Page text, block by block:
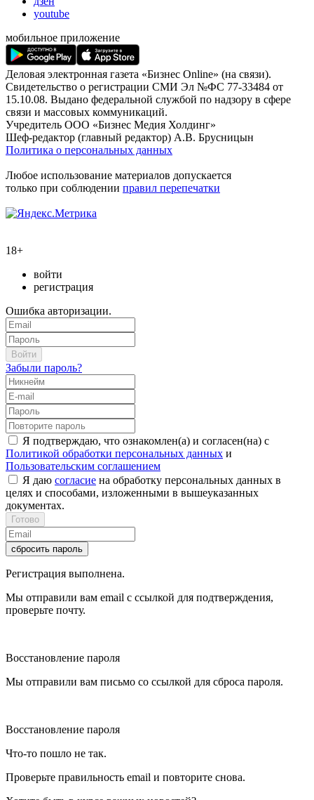
youtube
мобильное приложение
Деловая электронная газета «Бизнес Online» (на связи).
Свидетельство о регистрации СМИ Эл №ФС 77-33484 от
15.10.08. Выдано федеральной службой по надзору в сфере
связи и массовых коммуникаций.
Учредитель ООО «Бизнес Медия Холдинг»
Шеф-редактор (главный редактор) А.В. Брусницын
Политика о персональных данных
Любое использование материалов допускается
только при соблюдении правил перепечатки
18+
войти
регистрация
Ошибка авторизации.
Войти
Забыли пароль?
Я подтверждаю, что ознакомлен(а) и согласен(на) с
Политикой обработки персональных данных и
Пользовательским соглашением
Я даю согласие на обработку персональных данных в
целях и способами, изложенными в вышеуказанных
документах.
Готово
сбросить пароль
Регистрация выполнена.
Мы отправили вам email с ссылкой для подтверждения,
проверьте почту.
Восстановление пароля
Мы отправили вам письмо со ссылкой для сброса пароля.
Восстановление пароля
Что-то пошло не так.
Проверьте правильность email и повторите снова.